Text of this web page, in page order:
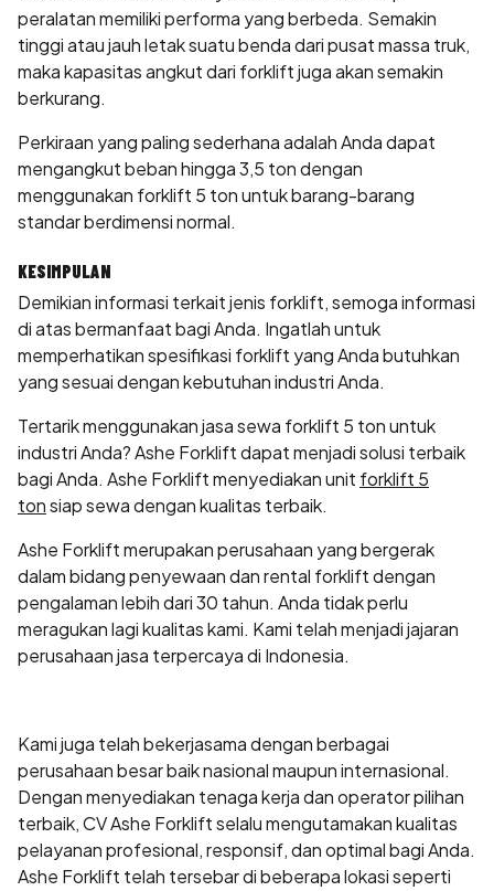
peralatan memiliki performa yang berbeda. Semakin
tinggi atau jauh letak suatu benda dari pusat massa truk,
maka kapasitas angkut dari forklift juga akan semakin
berkurang.
Perkiraan yang paling sederhana adalah Anda dapat
mengangkut beban hingga 3,5 ton dengan
menggunakan forklift 5 ton untuk barang-barang
standar berdimensi normal.
KESIMPULAN
Demikian informasi terkait jenis forklift, semoga informasi
di atas bermanfaat bagi Anda. Ingatlah untuk
memperhatikan spesifikasi forklift yang Anda butuhkan
yang sesuai dengan kebutuhan industri Anda.
Tertarik menggunakan jasa sewa forklift 5 ton untuk
industri Anda? Ashe Forklift dapat menjadi solusi terbaik
bagi Anda. Ashe Forklift menyediakan unit forklift 5
tonsiap sewa dengan kualitas terbaik.
Ashe Forklift merupakan perusahaan yang bergerak
dalam bidang penyewaan dan rental forklift dengan
pengalaman lebih dari 30 tahun. Anda tidak perlu
meragukan lagi kualitas kami. Kami telah menjadi jajaran
perusahaan jasa terpercaya di Indonesia.
Kami juga telah bekerjasama dengan berbagai
perusahaan besar baik nasional maupun internasional.
Dengan menyediakan tenaga kerja dan operator pilihan
terbaik, CV Ashe Forklift selalu mengutamakan kualitas
pelayanan profesional, responsif, dan optimal bagi Anda.
Ashe Forklift telah tersebar di beberapa lokasi seperti